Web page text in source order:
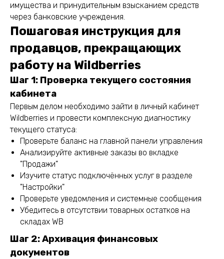
имущества и принудительным взысканием средств
через банковские учреждения.
Пошаговая инструкция для
продавцов, прекращающих
работу на Wildberries
Шаг 1: Проверка текущего состояния
кабинета
Первым делом необходимо зайти в личный кабинет
Wildberries и провести комплексную диагностику
текущего статуса:
Проверьте баланс на главной панели управления
Анализируйте активные заказы во вкладке
"Продажи"
Изучите статус подключённых услуг в разделе
"Настройки"
Проверьте уведомления и системные сообщения
Убедитесь в отсутствии товарных остатков на
складах WB
Шаг 2: Архивация финансовых
документов